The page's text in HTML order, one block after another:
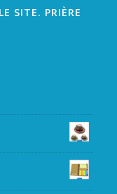
SITE. PRIÈRE